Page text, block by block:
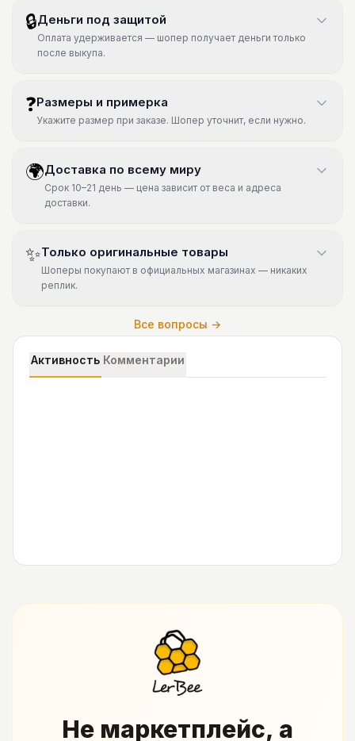
🔒Деньги под защитой
Оплата удерживается — шопер получает деньги только
после выкупа.
❓Размеры и примерка
Укажите размер при заказе. Шопер уточнит, если нужно.
🌍Доставка по всему миру
Срок 10–21 день — цена зависит от веса и адреса
доставки.
✨Только оригинальные товары
Шоперы покупают в официальных магазинах — никаких
реплик.
Все вопросы →
Активность Комментарии
Не маркетплейс, а